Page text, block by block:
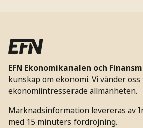
EFN Ekonomikanalen och
kunskap om ekonomi. Vi vänder
ekonomiintresserade allmänheten.
Marknadsinformation levereras av
med 15 minuters fördröjning.